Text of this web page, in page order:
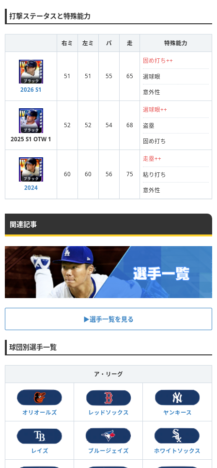
打撃ステータスと特殊能力
右ミ 左ミ パ 走 特殊能力
2026 S1
51 51 55 65
固め打ち++
選球眼
意外性
2025 S1 OTW 1
52 52 54 68
選球眼++
盗塁
固め打ち
2024
60 60 56 75
走塁++
粘り打ち
意外性
関連記事
▶︎選手一覧を見る
球団別選手一覧
ア・リーグ
オリオールズ レッドソックス ヤンキース
レイズ ブルージェイズ ホワイトソックス